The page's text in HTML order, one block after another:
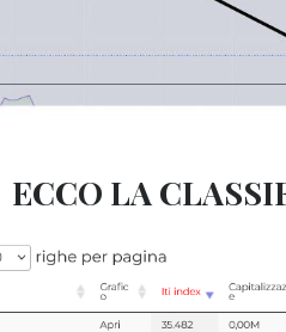
ECCO LA